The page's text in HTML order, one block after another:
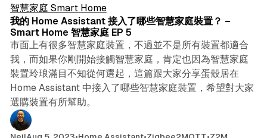
智慧家庭 Smart Home
我的 Home Assistant 接入了哪些智慧家庭裝置？ –
Smart Home 智慧家庭 EP 5
市面上有很多智慧家庭裝置，不過並不是所有裝置都適合
我，而如果你剛開始接觸智慧家庭，肯定也因為智慧家庭
裝置玲琅滿目不知從何選起，這篇跟大家分享蛋殼居在
Home Assistant 中接入了哪些智慧家庭裝置，希望對大家
選購裝置有所幫助。